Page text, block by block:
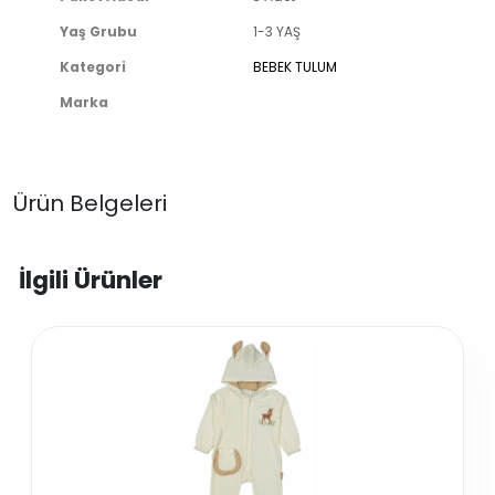
Yaş Grubu
1-3 YAŞ
Kategori
BEBEK TULUM
Marka
Ürün Belgeleri
İlgili Ürünler